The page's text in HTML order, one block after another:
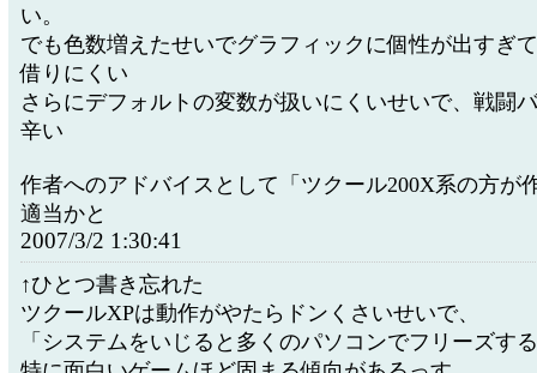
い。
でも色数増えたせいでグラフィックに個性が出すぎ
借りにくい
さらにデフォルトの変数が扱いにくいせいで、戦闘
辛い
作者へのアドバイスとして「ツクール200X系の方が
適当かと
2007/3/2 1:30:41
↑ひとつ書き忘れた
ツクールXPは動作がやたらドンくさいせいで、
「システムをいじると多くのパソコンでフリーズす